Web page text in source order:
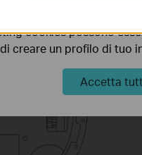
le funzionalità.
cookies possono
creare un profilo di tuo
Accetta